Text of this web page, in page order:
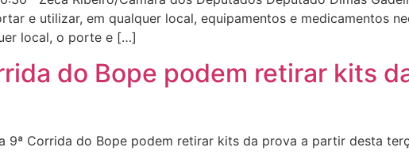
e utilizar, em qualquer local, equipamentos e medicamentos
local, o porte e […]
do Bope podem retirar kits
9ª Corrida do Bope podem retirar kits da prova a partir desta